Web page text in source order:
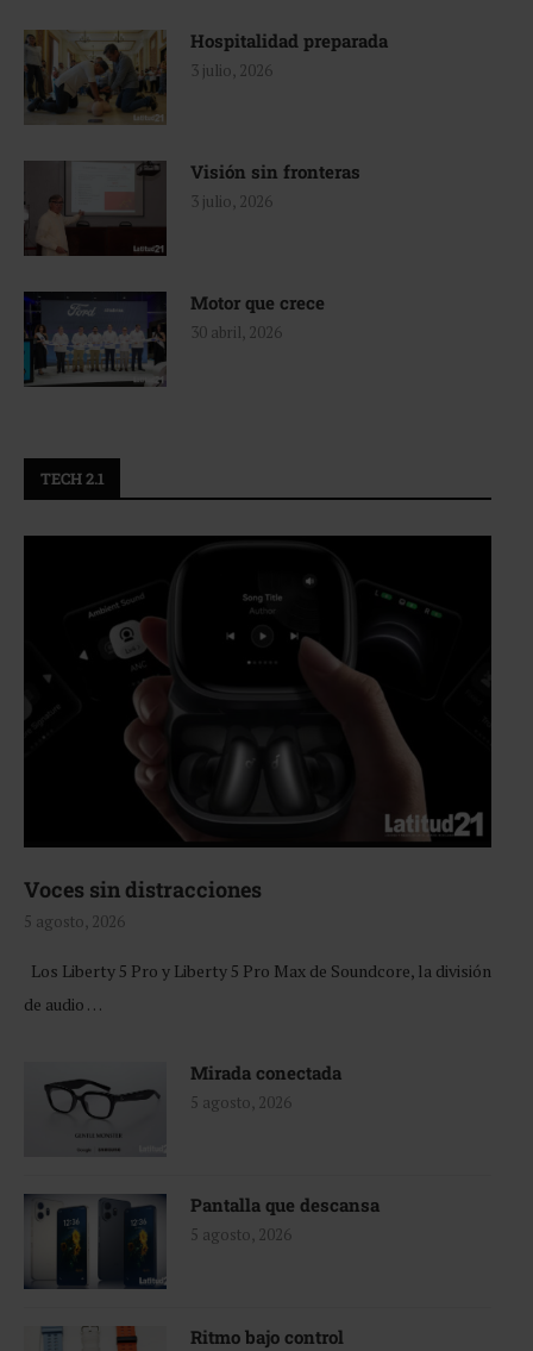
Hospitalidad preparada
3 julio, 2026
Visión sin fronteras
3 julio, 2026
Motor que crece
30 abril, 2026
TECH 2.1
Voces sin distracciones
5 agosto, 2026
Los Liberty 5 Pro y Liberty 5 Pro Max de Soundcore, la división
de audio …
Mirada conectada
5 agosto, 2026
Pantalla que descansa
5 agosto, 2026
Ritmo bajo control